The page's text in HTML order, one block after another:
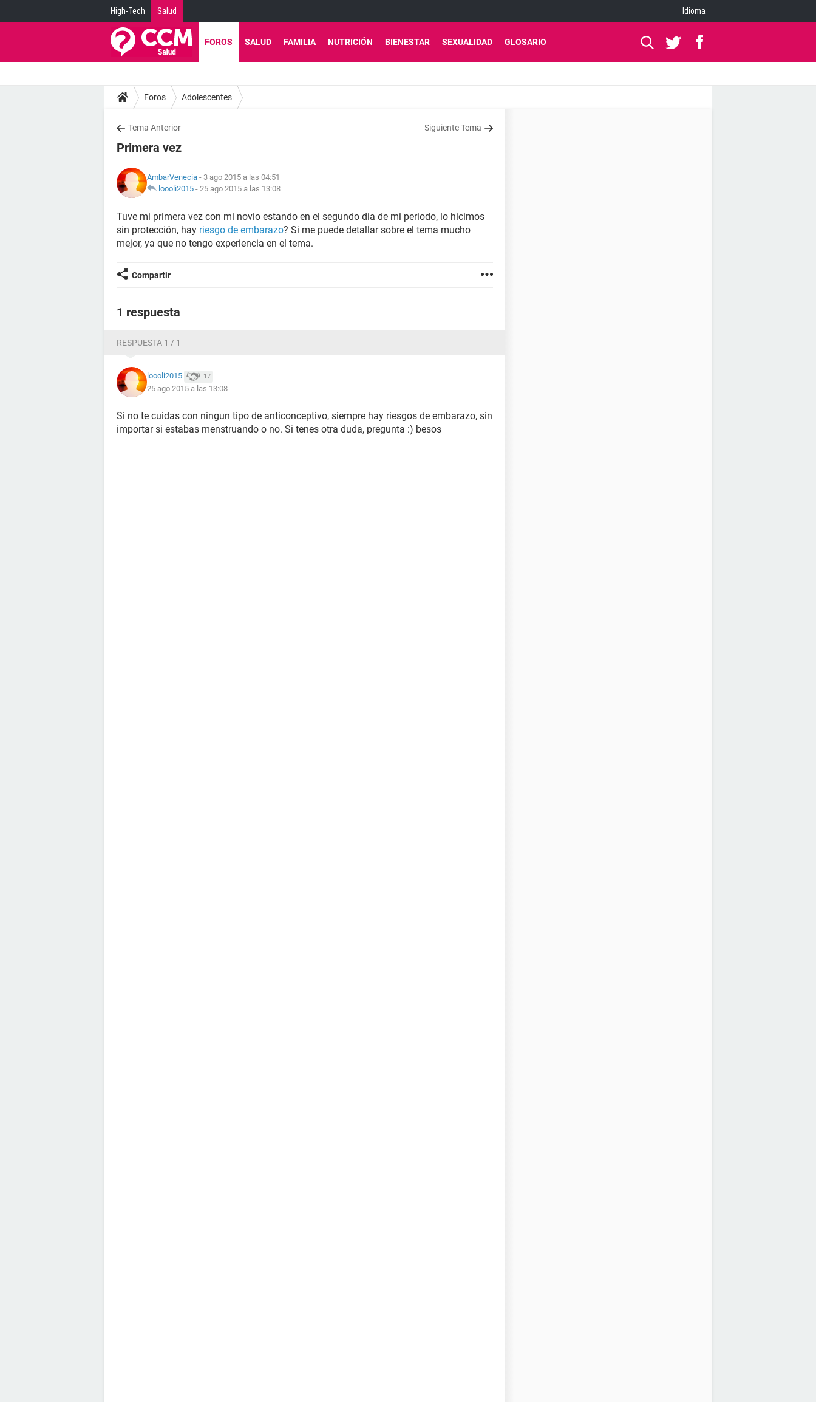
High-Tech Salud Idioma
FOROS SALUD FAMILIA NUTRICIÓN BIENESTAR SEXUALIDAD GLOSARIO
Foros Adolescentes
Tema Anterior Siguiente Tema
Primera vez
AmbarVenecia - 3 ago 2015 a las 04:51
loooli2015 - 25 ago 2015 a las 13:08
Tuve mi primera vez con mi novio estando en el segundo dia de mi periodo, lo hicimos
sin protección, hay riesgo de embarazo? Si me puede detallar sobre el tema mucho
mejor, ya que no tengo experiencia en el tema.
Compartir
1 respuesta
RESPUESTA 1 / 1
loooli2015 17
25 ago 2015 a las 13:08
Si no te cuidas con ningun tipo de anticonceptivo, siempre hay riesgos de embarazo, sin
importar si estabas menstruando o no. Si tenes otra duda, pregunta :) besos